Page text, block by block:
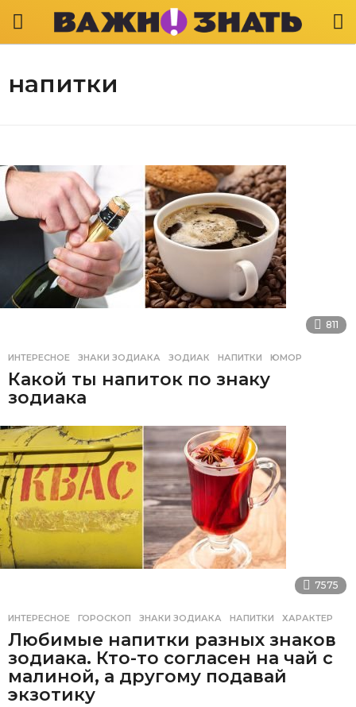
напитки
811
ИНТЕРЕСНОЕ ЗНАКИ ЗОДИАКА ,ЗОДИАК ,НАПИТКИ ,ЮМОР
Какой ты напиток по знаку
зодиака
7575
ИНТЕРЕСНОЕ ГОРОСКОП ,ЗНАКИ ЗОДИАКА ,НАПИТКИ ,ХАРАКТЕР
Любимые напитки разных знаков
зодиака. Кто-то согласен на чай с
малиной, а другому подавай
экзотику